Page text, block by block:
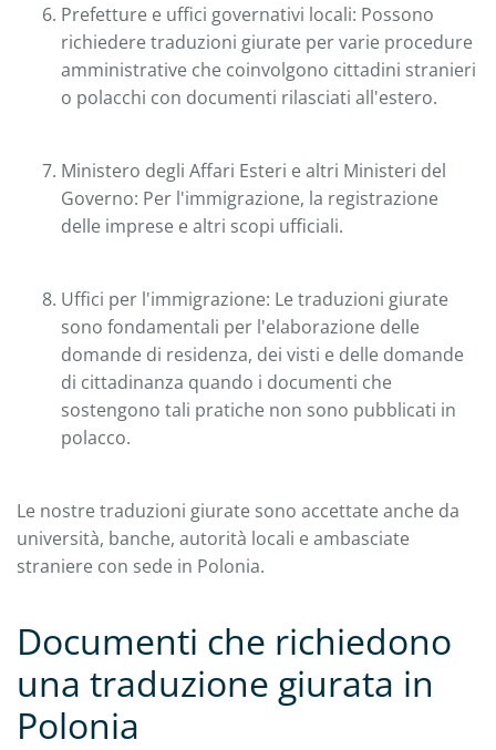
Prefetture e uffici governativi locali: Possono
richiedere traduzioni giurate per varie procedure
amministrative che coinvolgono cittadini stranieri
o polacchi con documenti rilasciati all'estero.
Ministero degli Affari Esteri e altri Ministeri del
Governo: Per l'immigrazione, la registrazione
delle imprese e altri scopi ufficiali.
Uffici per l'immigrazione: Le traduzioni giurate
sono fondamentali per l'elaborazione delle
domande di residenza, dei visti e delle domande
di cittadinanza quando i documenti che
sostengono tali pratiche non sono pubblicati in
polacco.
Le nostre traduzioni giurate sono accettate anche da
università, banche, autorità locali e ambasciate
straniere con sede in Polonia.
Documenti che richiedono
una traduzione giurata in
Polonia